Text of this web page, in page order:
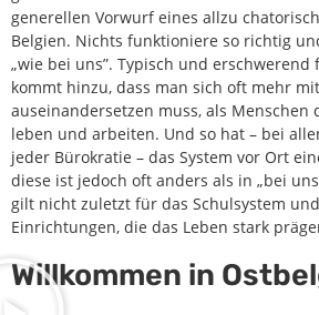
generellen Vorwurf eines allzu
Belgien. Nichts funktioniere so richtig
„wie bei uns”. Typisch und
kommt hinzu, dass man sich oft mehr
auseinandersetzen muss, als Menschen
leben und arbeiten. Und so hat – bei
jeder Bürokratie – das System vor Ort
diese ist jedoch oft anders als in „bei
gilt nicht zuletzt für das Schulsystem
Einrichtungen, die das Leben stark
Willkommen in